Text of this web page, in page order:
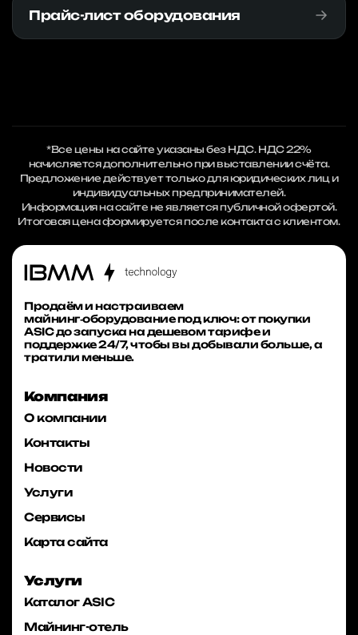
Прайс-лист оборудования
*Все цены на сайте указаны без НДС. НДС 22%
начисляется дополнительно при выставлении счёта.
Предложение действует только для юридических лиц и
индивидуальных предпринимателей.
Информация на сайте не является публичной офертой.
Итоговая цена формируется после контакта с клиентом.
Продаём и настраиваем
майнинг‑оборудование под ключ: от покупки
ASIC до запуска на дешевом тарифе и
поддержке 24/7, чтобы вы добывали больше, а
тратили меньше.
Компания
О компании
Контакты
Новости
Услуги
Сервисы
Карта сайта
Услуги
Каталог ASIC
Майнинг-отель